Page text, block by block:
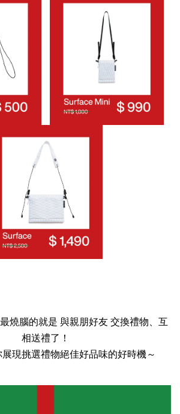
燒腦的就是 與親朋好友 交換禮物、互
相送禮了！
現挑選禮物絕佳好品味的好時機～